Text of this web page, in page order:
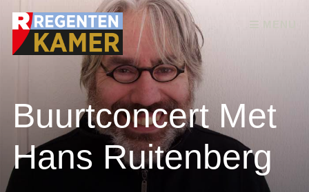
Skip to content
Buurtconcert Met
Hans Ruitenberg